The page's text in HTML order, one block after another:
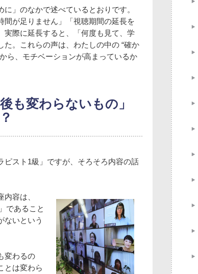
」のなかで述べているとおりです。
間が足りません」「視聴期間の延長を
実際に延長すると、「何度も見て、学
。これらの声は、わたしの中の “確か
ら、モチベーションが高まっているか
も変わらないもの」
ピスト1級」ですが、そろそろ内容の話
容は、
であること
ないという
変わるの
とは変わら